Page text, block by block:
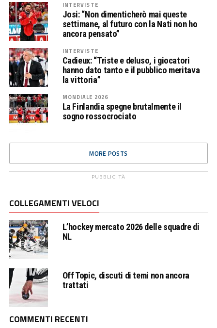
INTERVISTE
Josi: “Non dimenticherò mai queste
settimane, al futuro con la Nati non ho
ancora pensato”
INTERVISTE
Cadieux: “Triste e deluso, i giocatori
hanno dato tanto e il pubblico meritava
la vittoria”
MONDIALE 2026
La Finlandia spegne brutalmente il
sogno rossocrociato
MORE POSTS
PUBBLICITÀ
COLLEGAMENTI VELOCI
L’hockey mercato 2026 delle squadre di
NL
Off Topic, discuti di temi non ancora
trattati
COMMENTI RECENTI